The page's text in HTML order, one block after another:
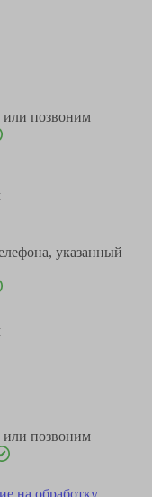
или позвоним
указанный
или позвоним